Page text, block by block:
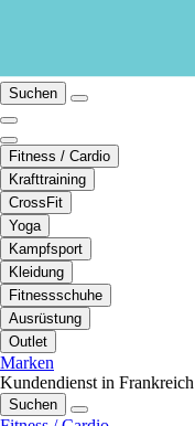
Suchen
Fitness / Cardio
Krafttraining
CrossFit
Yoga
Kampfsport
Kleidung
Fitnessschuhe
Ausrüstung
Outlet
Marken
Kundendienst in Frankreich
Suchen